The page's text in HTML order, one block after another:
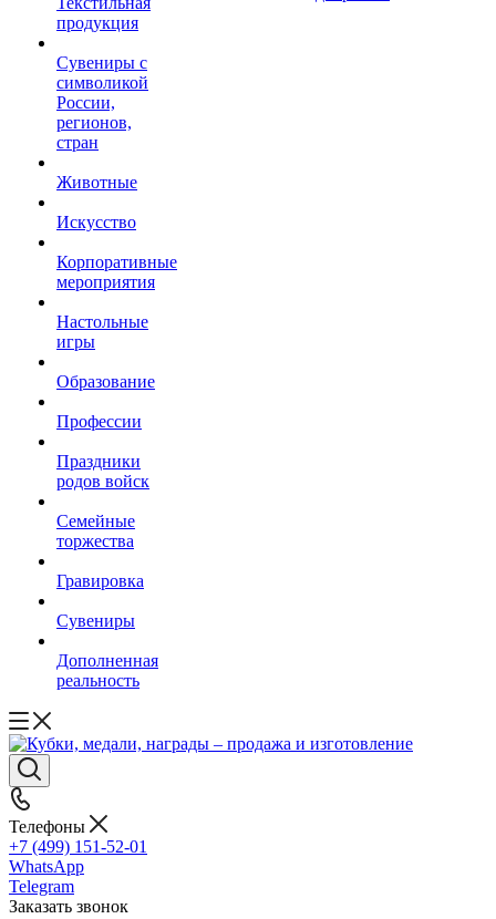
продукция
Сувениры с
символикой
России,
регионов,
стран
Животные
Искусство
Корпоративные
мероприятия
Настольные
игры
Образование
Профессии
Праздники
родов войск
Семейные
торжества
Гравировка
Сувениры
Дополненная
реальность
Телефоны
+7 (499) 151-52-01
WhatsApp
Telegram
Заказать звонок